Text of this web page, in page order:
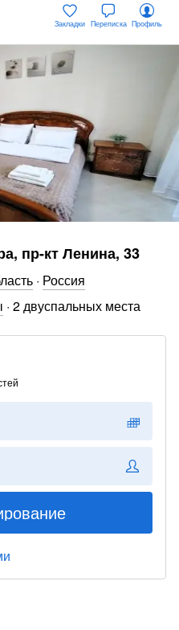
Закладки Переписка Профиль
пр-кт Ленина, 33
· Россия
· 2 двуспальных места